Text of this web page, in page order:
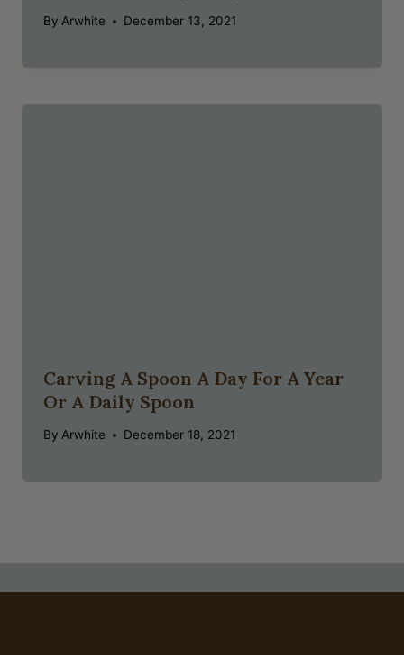
By Arwhite December 13, 2021
Carving A Spoon A Day For A Year
Or A Daily Spoon
By Arwhite December 18, 2021